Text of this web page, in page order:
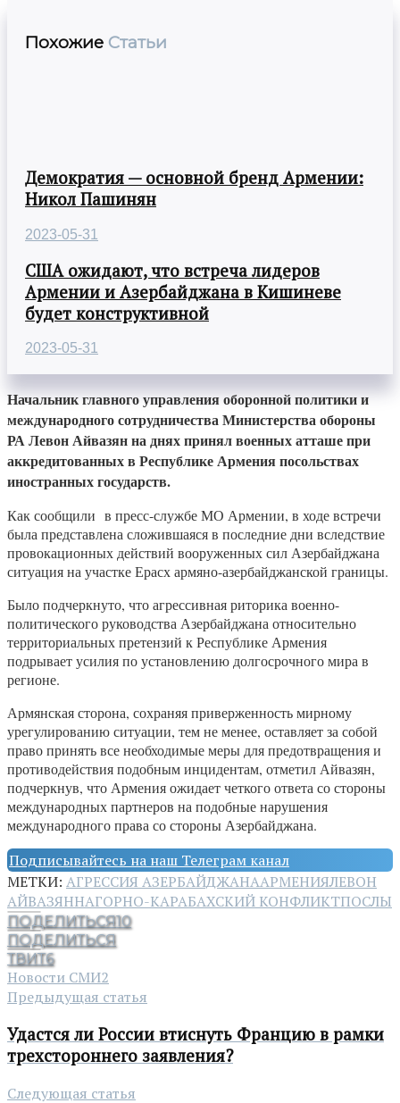
Похожие Статьи
Демократия — основной бренд Армении:
Никол Пашинян
2023-05-31
США ожидают, что встреча лидеров
Армении и Азербайджана в Кишиневе
будет конструктивной
2023-05-31
Начальник главного управления оборонной политики и
международного сотрудничества Министерства обороны
РА Левон Айвазян на днях принял военных атташе при
аккредитованных в Республике Армения посольствах
иностранных государств.
Как сообщили в пресс-службе МО Армении, в ходе встречи
была представлена сложившаяся в последние дни вследствие
провокационных действий вооруженных сил Азербайджана
ситуация на участке Ерасх армяно-азербайджанской границы.
Было подчеркнуто, что агрессивная риторика военно-
политического руководства Азербайджана относительно
территориальных претензий к Республике Армения
подрывает усилия по установлению долгосрочного мира в
регионе.
Армянская сторона, сохраняя приверженность мирному
урегулированию ситуации, тем не менее, оставляет за собой
право принять все необходимые меры для предотвращения и
противодействия подобным инцидентам, отметил Айвазян,
подчеркнув, что Армения ожидает четкого ответа со стороны
международных партнеров на подобные нарушения
международного права со стороны Азербайджана.
Подписывайтесь на наш Телеграм канал
МЕТКИ: АГРЕССИЯ АЗЕРБАЙДЖАНААРМЕНИЯЛЕВОН
АЙВАЗЯННАГОРНО-КАРАБАХСКИЙ КОНФЛИКТПОСЛЫ
ПОДЕЛИТЬСЯ10
ПОДЕЛИТЬСЯ
ТВИТ6
Новости СМИ2
Предыдущая статья
Удастся ли России втиснуть Францию в рамки
трехстороннего заявления?
Следующая статья